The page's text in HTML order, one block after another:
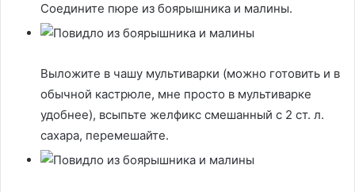
Соедините пюре из боярышника и малины.
Выложите в чашу мультиварки (можно готовить и в
обычной кастрюле, мне просто в мультиварке
удобнее), всыпьте желфикс смешанный с 2 ст. л.
сахара, перемешайте.